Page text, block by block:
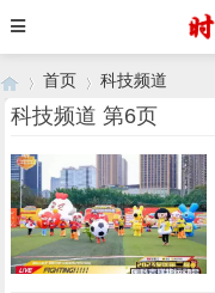
›
首页
›
科技频道
科技频道 第6页